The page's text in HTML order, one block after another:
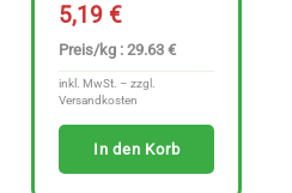
5,19€
Preis/kg : 29.63 €
inkl. MwSt. – zzgl.
Versandkosten
In den Korb